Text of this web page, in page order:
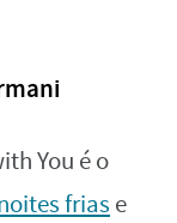
You é o
frias e